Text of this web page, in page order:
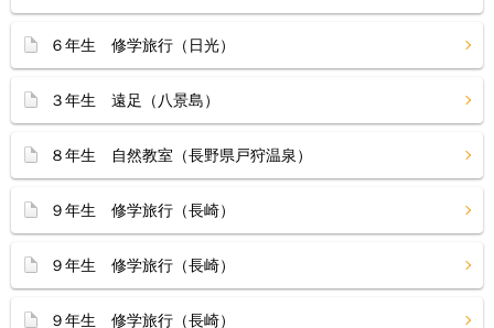
６年生 修学旅行（日光）
３年生 遠足（八景島）
８年生 自然教室（長野県戸狩温泉）
９年生 修学旅行（長崎）
９年生 修学旅行（長崎）
９年生 修学旅行（長崎）